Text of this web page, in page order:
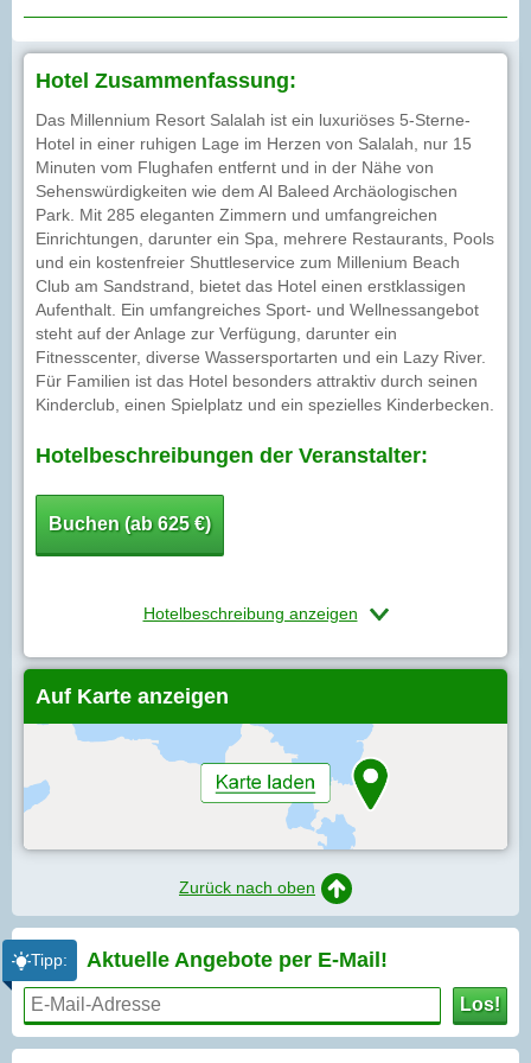
Hotel Zusammenfassung:
Das Millennium Resort Salalah ist ein luxuriöses 5-Sterne-
Hotel in einer ruhigen Lage im Herzen von Salalah, nur 15
Minuten vom Flughafen entfernt und in der Nähe von
Sehenswürdigkeiten wie dem Al Baleed Archäologischen
Park. Mit 285 eleganten Zimmern und umfangreichen
Einrichtungen, darunter ein Spa, mehrere Restaurants, Pools
und ein kostenfreier Shuttleservice zum Millenium Beach
Club am Sandstrand, bietet das Hotel einen erstklassigen
Aufenthalt. Ein umfangreiches Sport- und Wellnessangebot
steht auf der Anlage zur Verfügung, darunter ein
Fitnesscenter, diverse Wassersportarten und ein Lazy River.
Für Familien ist das Hotel besonders attraktiv durch seinen
Kinderclub, einen Spielplatz und ein spezielles Kinderbecken.
Hotelbeschreibungen der Veranstalter:
Buchen (ab 625 €)
Hotelbeschreibung anzeigen
Auf Karte anzeigen
Zurück nach oben
Tipp: Aktuelle Angebote per E-Mail!
Los!